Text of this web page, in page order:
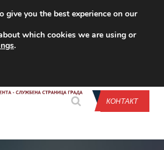
CONTACT US
КОНТАКТ
give you the best experience on our
which cookies we are using or
.